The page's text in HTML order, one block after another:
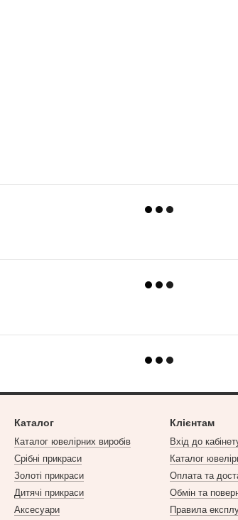
Каталог
Каталог ювелірних виробів
Срібні прикраси
Золоті прикраси
Дитячі прикраси
Аксесуари
Клієнтам
Вхід до
Каталог
Оплата та
Обмін та
Правила